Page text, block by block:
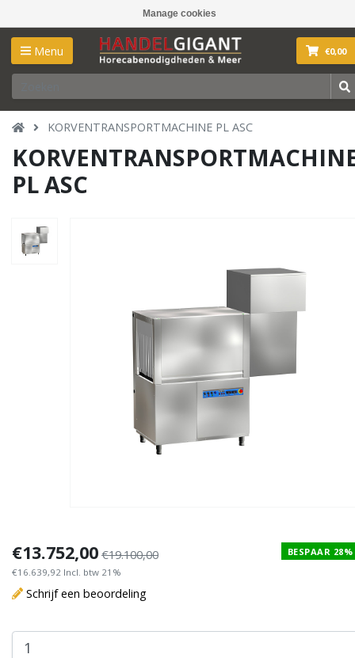
Manage cookies
Menu €0,00
KORVENTRANSPORTMACHINE PL ASC
PL ASC
€13.752,00 €19.100,00
€16.639,92 Incl. btw 21%
BESPAAR 28%
Schrijf een beoordeling